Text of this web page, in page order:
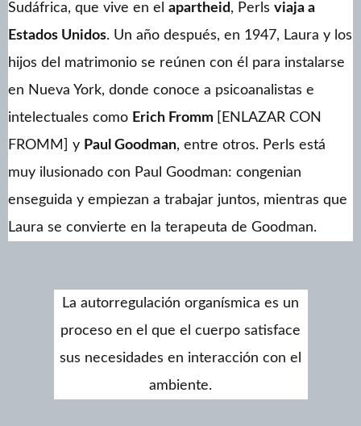
Sudáfrica, que vive en el apartheid, Perls viaja a
Estados Unidos. Un año después, en 1947, Laura y los
hijos del matrimonio se reúnen con él para instalarse
en Nueva York, donde conoce a psicoanalistas e
intelectuales como Erich Fromm
[ENLAZAR CON
FROMM] y Paul Goodman, entre otros. Perls está
muy ilusionado con Paul Goodman: congenian
enseguida y empiezan a trabajar juntos, mientras que
Laura se convierte en la terapeuta de Goodman.
La autorregulación organísmica es un
proceso en el que el cuerpo satisface
sus necesidades en interacción con el
ambiente.